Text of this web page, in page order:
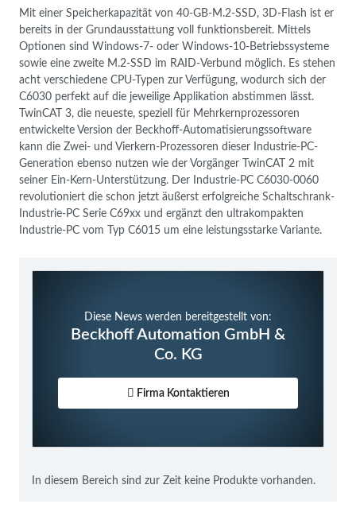
Mit einer Speicherkapazität von 40-GB-M.2-SSD, 3D-Flash ist er
bereits in der Grundausstattung voll funktionsbereit. Mittels
Optionen sind Windows-7- oder Windows-10-Betriebssysteme
sowie eine zweite M.2-SSD im RAID-Verbund möglich. Es stehen
acht verschiedene CPU-Typen zur Verfügung, wodurch sich der
C6030 perfekt auf die jeweilige Applikation abstimmen lässt.
TwinCAT 3, die neueste, speziell für Mehrkernprozessoren
entwickelte Version der Beckhoff-Automatisierungssoftware
kann die Zwei- und Vierkern-Prozessoren dieser Industrie-PC-
Generation ebenso nutzen wie der Vorgänger TwinCAT 2 mit
seiner Ein-Kern-Unterstützung. Der Industrie-PC C6030-0060
revolutioniert die schon jetzt äußerst erfolgreiche Schaltschrank-
Industrie-PC Serie C69xx und ergänzt den ultrakompakten
Industrie-PC vom Typ C6015 um eine leistungsstarke Variante.
Diese News werden bereitgestellt von:
Beckhoff Automation GmbH &
Co. KG
Firma Kontaktieren
In diesem Bereich sind zur Zeit keine Produkte vorhanden.